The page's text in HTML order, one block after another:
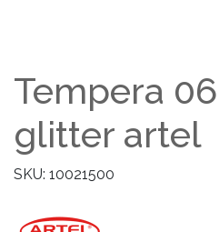
Tempera
glitter artel
SKU: 10021500